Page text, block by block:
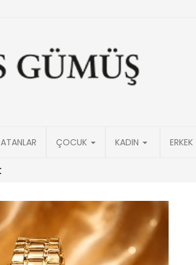
ÇOCUK KADIN ERKEK